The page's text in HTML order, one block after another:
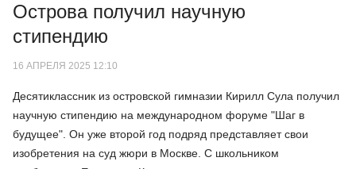
Острова получил научную
стипендию
16 АПРЕЛЯ 2025 12:10
Десятиклассник из островской гимназии Кирилл Сула получил
научную стипендию на международном форуме "Шаг в
будущее". Он уже второй год подряд представляет свои
изобретения на суд жюри в Москве. С школьником